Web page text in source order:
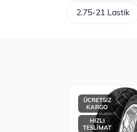
2.75-21 Lastik
ÜCRETSİZ
KARGO
HIZLI
TESLİMAT